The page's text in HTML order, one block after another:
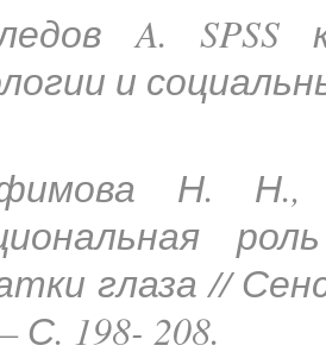
A.
и
Н.
глаза //
198- 208.